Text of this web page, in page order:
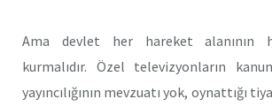
Ama devlet her hareket alanının
kurmalıdır. Özel televizyonların
yayıncılığının mevzuatı yok, oynattığı